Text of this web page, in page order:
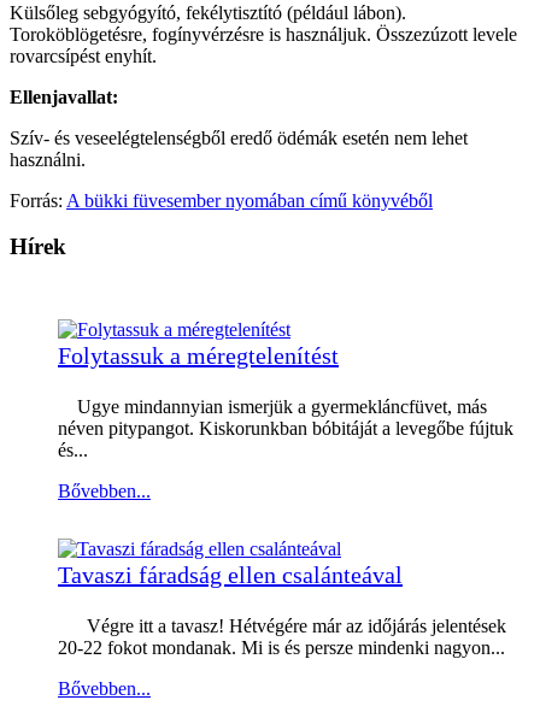
Külsőleg sebgyógyító, fekélytisztító (például lábon).
Toroköblögetésre, fogínyvérzésre is használjuk. Összezúzott levele
rovarcsípést enyhít.
Ellenjavallat:
Szív- és veseelégtelenségből eredő ödémák esetén nem lehet
használni.
Forrás: A bükki füvesember nyomában című könyvéből
Hírek
Folytassuk a méregtelenítést
Ugye mindannyian ismerjük a gyermekláncfüvet, más
néven pitypangot. Kiskorunkban bóbitáját a levegőbe fújtuk
és...
Bővebben...
Tavaszi fáradság ellen csalánteával
Végre itt a tavasz! Hétvégére már az időjárás jelentések
20-22 fokot mondanak. Mi is és persze mindenki nagyon...
Bővebben...